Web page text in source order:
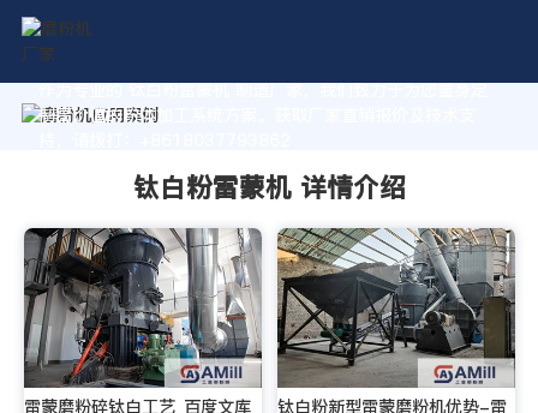
作为专业的 钛白粉雷蒙机 制造厂家，我们致力于为您量身定
制高价值的粉体加工系统方案。获取厂家直销报价及技术支
钛白粉雷蒙机 详情介绍
雷蒙磨粉碎钛白工艺_百度文库
钛白粉新型雷蒙磨粉机优势-雷